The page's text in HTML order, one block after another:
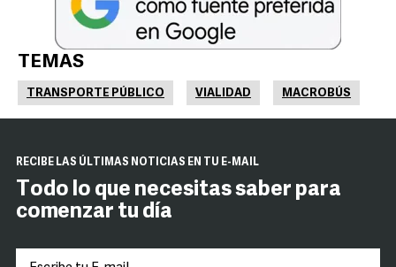
TEMAS
TRANSPORTE PÚBLICO VIALIDAD MACROBÚS
RECIBE LAS ÚLTIMAS NOTICIAS EN TU E-MAIL
Todo lo que necesitas saber para
comenzar tu día